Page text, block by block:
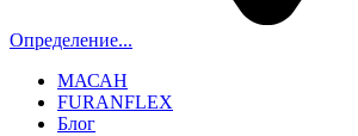
Определение...
МАСАН
FURANFLEX
Блог